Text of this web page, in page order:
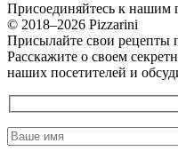
Присоединяйтесь к нашим
© 2018–2026 Pizzarini
Присылайте свои рецепты
Расскажите о своем
наших посетителей и